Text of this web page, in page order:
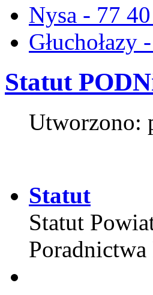
Nysa - 77
Głuchołazy
Statut
Utworzono:
Statut
Statut